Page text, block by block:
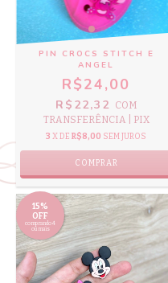
PIN CROCS STITCH E
ANGEL
R$24,00
R$22,32 COM
TRANSFERÊNCIA | PIX
3 X DE R$8,00 SEM JUROS
15%
OFF
comprando 4
ou mais